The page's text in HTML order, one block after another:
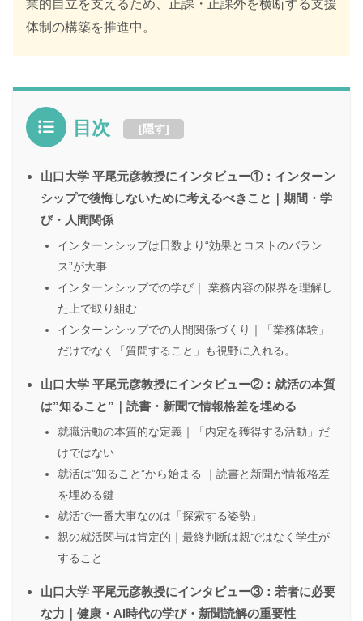
業的自立を支えるため、正課・正課外を横断する支援
体制の構築を推進中。
目次 [隠す]
山口大学 平尾元彦教授にインタビュー①：インターン
シップで後悔しないために考えるべきこと｜期間・学
び・人間関係
インターンシップは日数より“効果とコストのバラン
ス”が大事
インターンシップでの学び｜ 業務内容の限界を理解し
た上で取り組む
インターンシップでの人間関係づくり｜「業務体験」
だけでなく「質問すること」も視野に入れる。
山口大学 平尾元彦教授にインタビュー②：就活の本質
は”知ること”｜読書・新聞で情報格差を埋める
就職活動の本質的な定義｜「内定を獲得する活動」だ
けではない
就活は”知ること”から始まる ｜読書と新聞が情報格差
を埋める鍵
就活で一番大事なのは「探索する姿勢」
親の就活関与は肯定的｜最終判断は親ではなく学生が
すること
山口大学 平尾元彦教授にインタビュー③：若者に必要
な力｜健康・AI時代の学び・新聞読解の重要性